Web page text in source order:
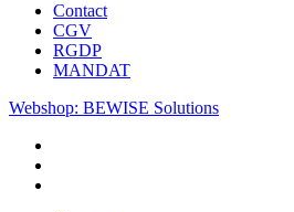
Contact
CGV
RGDP
MANDAT
Webshop: BEWISE Solutions